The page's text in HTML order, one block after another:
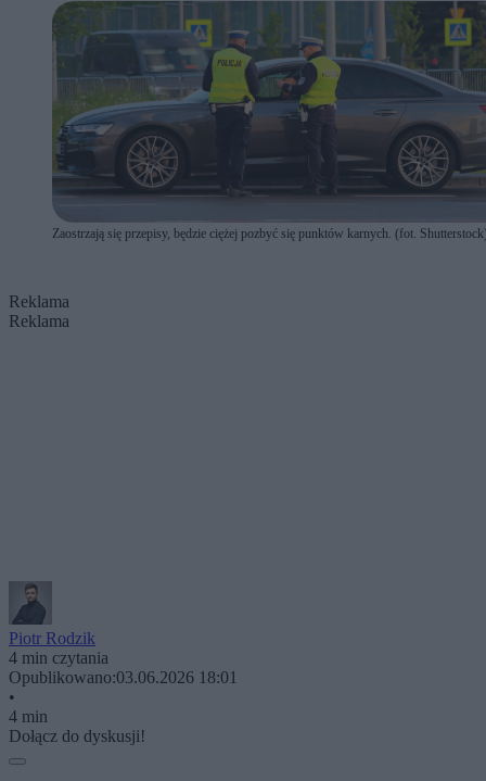
Zaostrzają się przepisy, będzie ciężej pozbyć się punktów karnych. (fot.
Reklama
Reklama
Piotr Rodzik
4 min czytania
Opublikowano:03.06.2026 18:01
•
4 min
Dołącz do dyskusji!